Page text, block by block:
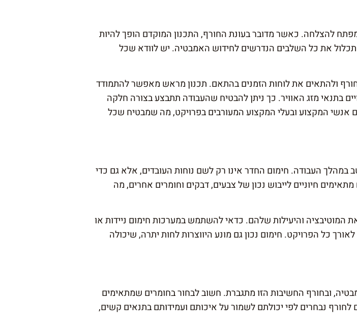
להצלחה. כאשר מדובר בעונת החורף, התכנון המוקדם הופך להיות
את כל השלבים הנדרשים לחידוש האמבטיה. יש לוודא שכל
ולהתאים את לוחות הזמנים בהתאם. תכנון מראש מאפשר להתמודד
בתנאי מזג האוויר. כך ניתן להבטיח שהעבודה תתבצע בצורה חלקה
אנשי המקצוע ובעלי המקצוע המעורבים בפרויקט, מה שמבטיח שכל
העבודה. חימום החדר אינו רק לשם נוחות העובדים, אלא גם כדי
חיוניים לייבוש נכון של צבעים, דבקים וחומרים אחרים, מה
המוטיבציה והיעילות שלהם. כדאי להשתמש במערכות חימום ניידות או
כל הפרויקט. חימום נכון גם מונע היווצרות לחות יתרה, שיכולה
ובחורף החשיבות הזו מתגברת. חשוב לבחור בחומרים שמתאימים
לחורף נבחרים לפי יכולתם לשמור על איכותם ועמידותם בתנאים קשים,